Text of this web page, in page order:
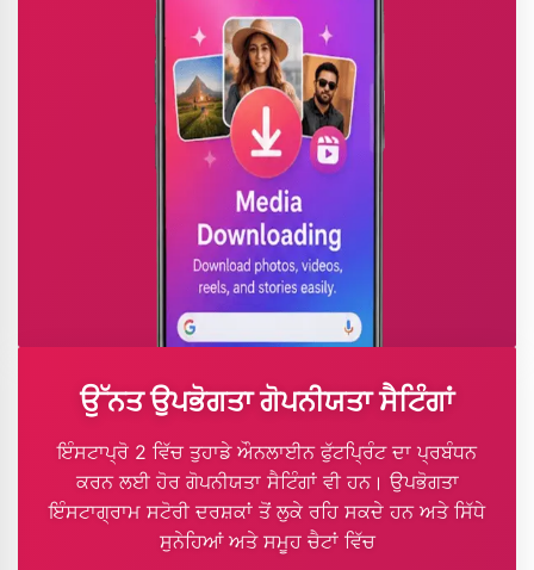
ਉੱਨਤ ਉਪਭੋਗਤਾ ਗੋਪਨੀਯਤਾ ਸੈਟਿੰਗਾਂ
ਇੰਸਟਾਪ੍ਰੋ 2 ਵਿੱਚ ਤੁਹਾਡੇ ਔਨਲਾਈਨ ਫੁੱਟਪ੍ਰਿੰਟ ਦਾ ਪ੍ਰਬੰਧਨ
ਕਰਨ ਲਈ ਹੋਰ ਗੋਪਨੀਯਤਾ ਸੈਟਿੰਗਾਂ ਵੀ ਹਨ। ਉਪਭੋਗਤਾ
ਇੰਸਟਾਗ੍ਰਾਮ ਸਟੋਰੀ ਦਰਸ਼ਕਾਂ ਤੋਂ ਲੁਕੇ ਰਹਿ ਸਕਦੇ ਹਨ ਅਤੇ ਸਿੱਧੇ
ਸੁਨੇਹਿਆਂ ਅਤੇ ਸਮੂਹ ਚੈਟਾਂ ਵਿੱਚ